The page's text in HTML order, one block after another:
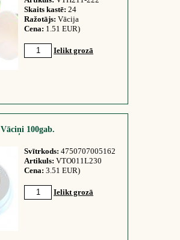
Skaits kastē: 24
Ražotājs: Vācija
Cena: 1.51 EUR)
Ielikt grozā
Vāciņi 100gab.
Svītrkods: 4750707005162
Artikuls: VTO011L230
Cena: 3.51 EUR)
Ielikt grozā